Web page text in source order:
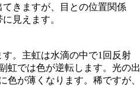
きますが、目との位置関係
見えます。
。主虹は水滴の中で1 回反射
虹では色が逆転します。光の出
色が薄くなります。稀ですが、